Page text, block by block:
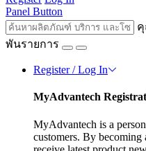
Panel Button
พันรายการ
Register / Log In
MyAdvantech
MyAdvantech is a
customers. By becoming